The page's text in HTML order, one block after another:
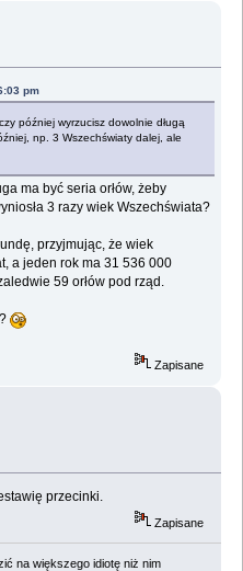
pm
później wyrzucisz dowolnie długą
np. 3 Wszechświaty dalej, ale
ma być seria orłów, żeby
3 razy wiek Wszechświata?
przyjmując, że wiek
a jeden rok ma 31 536 000
59 orłów pod rząd.
Zapisane
przecinki.
Zapisane
na większego idiotę niż nim